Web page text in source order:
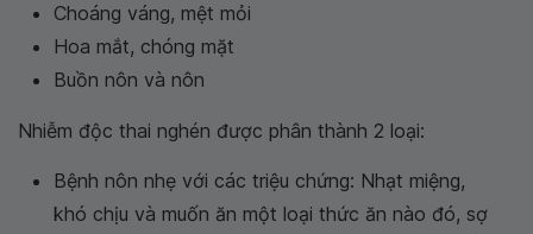
Choáng váng, mệt mỏi
Hoa mắt, chóng mặt
Buồn nôn và nôn
Nhiễm độc thai nghén được phân thành 2 loại:
Bệnh nôn nhẹ với các triệu chứng: Nhạt miệng,
khó chịu và muốn ăn một loại thức ăn nào đó, sợ